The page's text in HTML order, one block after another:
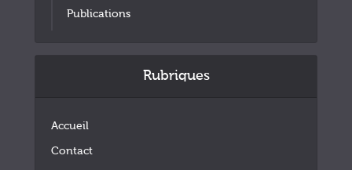
Publications
Rubriques
Accueil
Contact